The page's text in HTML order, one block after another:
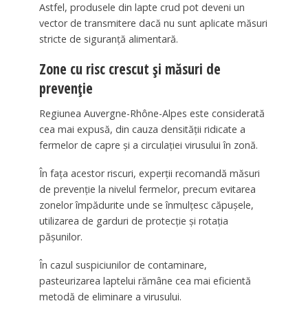
Astfel, produsele din lapte crud pot deveni un
vector de transmitere dacă nu sunt aplicate măsuri
stricte de siguranță alimentară.
Zone cu risc crescut și măsuri de
prevenție
Regiunea Auvergne-Rhône-Alpes este considerată
cea mai expusă, din cauza densității ridicate a
fermelor de capre și a circulației virusului în zonă.
În fața acestor riscuri, experții recomandă măsuri
de prevenție la nivelul fermelor, precum evitarea
zonelor împădurite unde se înmulțesc căpușele,
utilizarea de garduri de protecție și rotația
pășunilor.
În cazul suspiciunilor de contaminare,
pasteurizarea laptelui rămâne cea mai eficientă
metodă de eliminare a virusului.